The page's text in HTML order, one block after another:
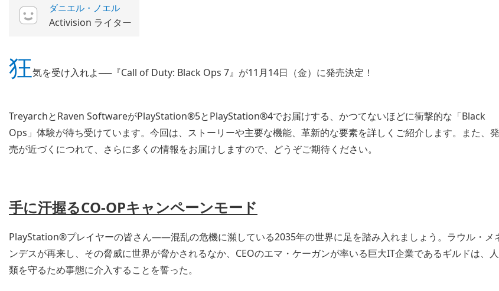
ダニエル・ノエル
Activision ライター
狂気を受け入れよ──『Call of Duty: Black Ops 7』が11月14日（金）に発売決定！
TreyarchとRaven SoftwareがPlayStation®5とPlayStation®4でお届けする、かつてないほどに衝撃的な「Black
Ops」体験が待ち受けています。今回は、ストーリーや主要な機能、革新的な要素を詳しくご紹介します。また、発
売が近づくにつれて、さらに多くの情報をお届けしますので、どうぞご期待ください。
手に汗握るCO-OPキャンペーンモード
PlayStation®プレイヤーの皆さん――混乱の危機に瀕している2035年の世界に足を踏み入れましょう。ラウル・メ
ンデスが再来し、その脅威に世界が脅かされるなか、CEOのエマ・ケーガンが率いる巨大IT企業であるギルドは、人
類を守るため事態に介入することを誓った。